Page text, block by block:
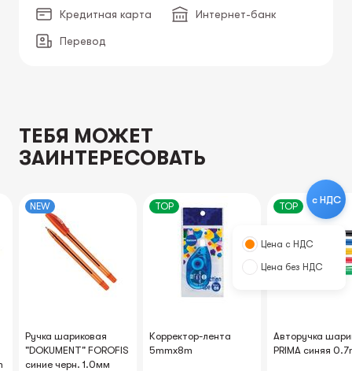
Кредитная карта Интернет-банк
Перевод
ТЕБЯ МОЖЕТ
ЗАИНТЕРЕСОВАТЬ
NEW
Ручка шариковая
"DOKUMENT" FOROFIS
синие черн. 1.0мм
TOP
Корректор-лента
5mmx8m
TOP
Авторучка
PRIMA синяя
с НДС
Цена с НДС
Цена без НДС